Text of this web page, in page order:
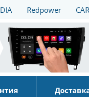
Redpower